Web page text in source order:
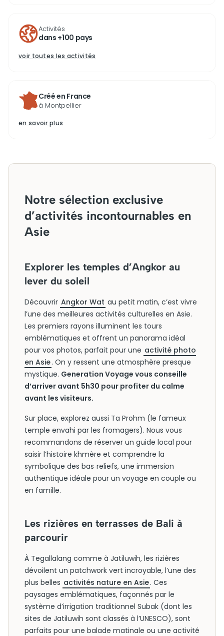
Activités
dans +100 pays
voir toutes les activités
Créé en France
à Montpellier
en savoir plus
Notre sélection exclusive
d’activités incontournables en
Asie
Explorer les temples d’Angkor au
lever du soleil
Découvrir Angkor Wat au petit matin, c’est vivre
l’une des meilleures activités culturelles en Asie.
Les premiers rayons illuminent les tours
emblématiques et offrent un panorama idéal
pour vos photos, parfait pour une activité photo
en Asie. On y ressent une atmosphère presque
mystique. Generation Voyage vous conseille
d’arriver avant 5h30 pour profiter du calme
avant les visiteurs.
Sur place, explorez aussi Ta Prohm (le fameux
temple envahi par les fromagers). Nous vous
recommandons de réserver un guide local pour
saisir l’histoire khmère et comprendre la
symbolique des bas‑reliefs, une immersion
authentique idéale pour un voyage en couple ou
en famille.
Les rizières en terrasses de Bali à
parcourir
À Tegallalang comme à Jatiluwih, les rizières
dévoilent un patchwork vert incroyable, l’une des
plus belles activités nature en Asie. Ces
paysages emblématiques, façonnés par le
système d’irrigation traditionnel Subak (dont les
sites de Jatiluwih sont classés à l’UNESCO), sont
parfaits pour une balade matinale ou une activité